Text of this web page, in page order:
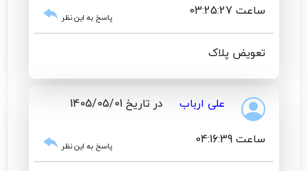
ساعت 03:25:27
پاسخ به این نظر
تعویض پلاک
علی ارباب
در تاریخ 1405/05/01
ساعت 04:16:39
پاسخ به این نظر